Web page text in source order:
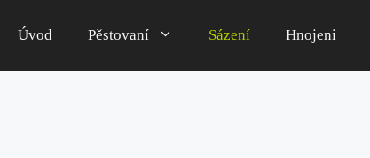
Úvod Pěstovaní Sázení Hnojeni